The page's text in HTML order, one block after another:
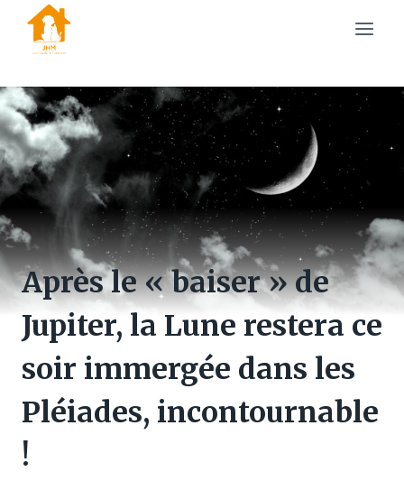
content
Après le « baiser » de
Jupiter, la Lune restera ce
soir immergée dans les
Pléiades, incontournable
!